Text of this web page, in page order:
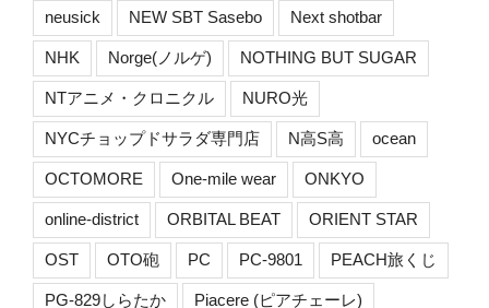
neusick NEW SBT Sasebo Next shotbar
NHK Norge(ノルゲ) NOTHING BUT SUGAR
NTアニメ・クロニクル NURO光
NYCチョップドサラダ専門店 N高S高 ocean
OCTOMORE One-mile wear ONKYO
online-district ORBITAL BEAT ORIENT STAR
OST OTO砲 PC PC-9801 PEACH旅くじ
PG-829しらたか Piacere (ピアチェーレ)